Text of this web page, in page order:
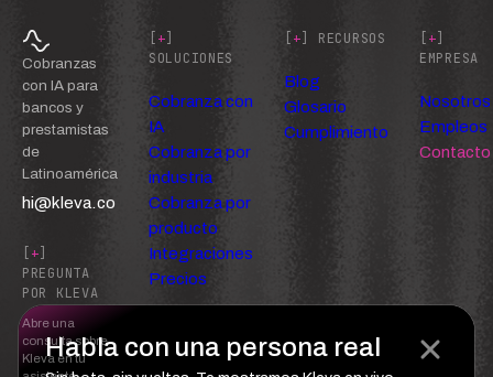
Habla con una persona real
Cobranzas
con IA para
bancos y
prestamistas
de
Latinoamérica
hi@kleva.co
[+]
PREGUNTA
POR KLEVA
Abre una
consulta sobre
Kleva en tu
[+]
SOLUCIONES
Cobranza con
IA
Cobranza por
industria
Cobranza por
producto
Integraciones
Precios
[+] RECURSOS
Blog
Glosario
Cumplimiento
[+]
EMPRESA
Nosotros
Empleos
Contacto